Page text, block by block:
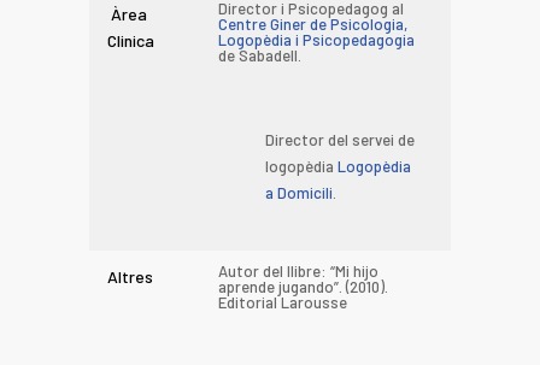
Àrea
Clinica
Director i Psicopedagog al
Centre Giner de Psicologia,
Logopèdia i Psicopedagogia
de Sabadell.
Director del servei de
logopèdia Logopèdia
a Domicili.
Altres
Autor del llibre: “Mi hijo
aprende jugando”. (2010).
Editorial Larousse